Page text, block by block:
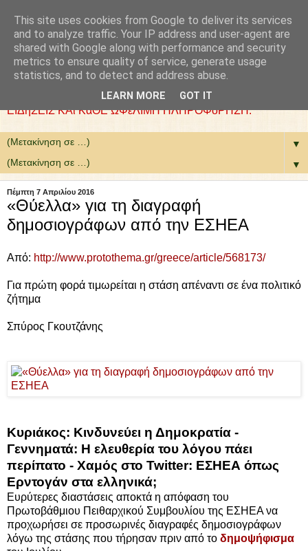
: COLLaZ NeWS aND
MoRE
ΘέΛΟΥΜΕ ΝΑ ΕίΜΑΣΤΕ ΧΡήΣΙΜΟΙ. ΕΠΙΛέΓΟΥΜΕ
ΕΙΔήΣΕΙΣ ΚΑι ΚάΘΕ ΩΦέΛΙΜΗ ΠΛΗΡΟΦόΡΗΣΗ.
▼
▼
Πέμπτη 7 Απριλίου 2016
«Θύελλα» για τη διαγραφή
δημοσιογράφων από την ΕΣΗΕΑ
Από: http://www.protothema.gr/greece/article/568173/
Για πρώτη φορά τιμωρείται η στάση απέναντι σε ένα πολιτικό
ζήτημα
Σπύρος Γκουτζάνης
Κυριάκος: Κινδυνεύει η Δημοκρατία -
Γεννηματά: Η ελευθερία του λόγου πάει
περίπατο - Χαμός στο Twitter: ΕΣΗΕΑ όπως
Ερντογάν στα ελληνικά;
Ευρύτερες διαστάσεις αποκτά η απόφαση του
Πρωτοβάθμιου Πειθαρχικού Συμβουλίου της ΕΣΗΕΑ να
προχωρήσει σε προσωρινές διαγραφές δημοσιογράφων
λόγω της στάσης που τήρησαν πριν από το δημοψήφισμα
This site uses cookies from Google to deliver its services
and to analyze traffic. Your IP address and user-agent are
shared with Google along with performance and security
metrics to ensure quality of service, generate usage
statistics, and to detect and address abuse.
LEARN MORE GOT IT